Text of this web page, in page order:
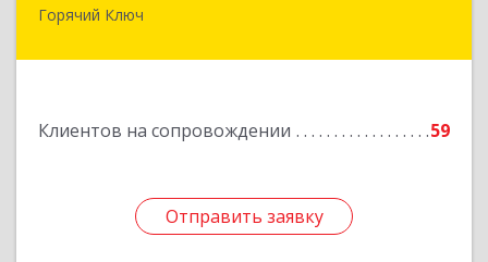
Горячий Ключ
Клиентов на сопровождении 59
Отправить заявку
353290, г. Горячий Ключ, ул. Ленина, д. 242,
Отправить заявку